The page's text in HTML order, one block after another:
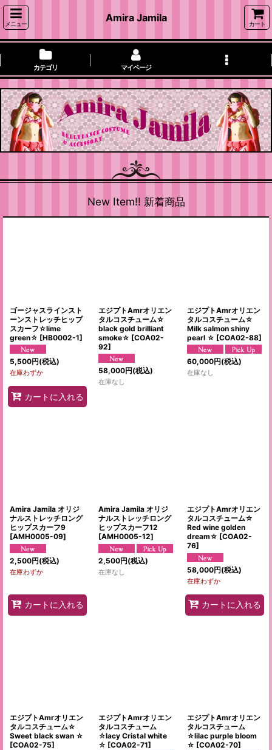
メニュー
Amira Jamila
カート
カテゴリ マイページ
New Item!! 新着商品
ゴージャスラインスト
ーンストレッチヒップ
スカーフ☆lime
green☆ [HB0002-1]
5,500円(税込)
在庫わずか
カートに入れる
エジプトAmrオリエン
タルコスチューム☆
black gold brilliant
smoke☆ [COA02-
92]
58,000円(税込)
在庫なし
エジプトAmrオリエン
タルコスチューム☆
Milk salmon shiny
pearl ☆ [COA02-88]
60,000円(税込)
在庫なし
Amira Jamila オリジ
ナルストレッチロング
ヒップスカーフ9
[AMH0005-09]
2,500円(税込)
在庫わずか
カートに入れる
Amira Jamila オリジ
ナルストレッチロング
ヒップスカーフ12
[AMH0005-12]
2,500円(税込)
在庫なし
エジプトAmrオリエン
タルコスチューム☆
Red wine golden
dream☆ [COA02-
76]
58,000円(税込)
在庫わずか
カートに入れる
エジプトAmrオリエン
タルコスチューム☆
Sweet black swan ☆
[COA02-75]
エジプトAmrオリエン
タルコスチューム
☆lacy Cristal white
☆ [COA02-71]
エジプトAmrオリエン
タルコスチューム
☆lilac purple bloom
☆ [COA02-70]